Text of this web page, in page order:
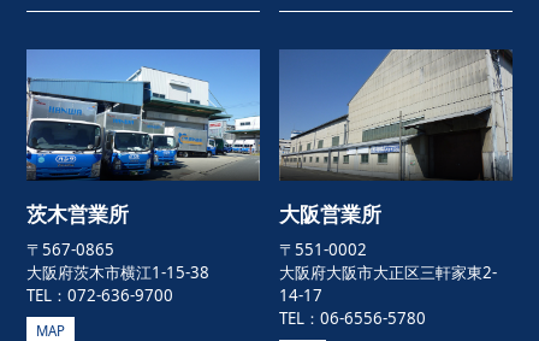
茨木営業所
〒567-0865
大阪府茨木市横江1-15-38
TEL：072-636-9700
MAP
大阪営業所
〒551-0002
大阪府大阪市大正区三軒家東2-
14-17
TEL：06-6556-5780